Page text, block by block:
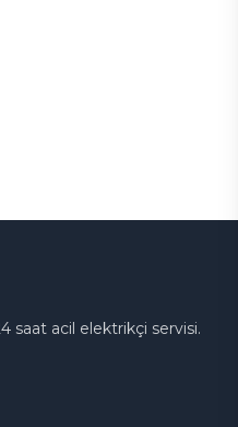
saat acil elektrikçi servisi.